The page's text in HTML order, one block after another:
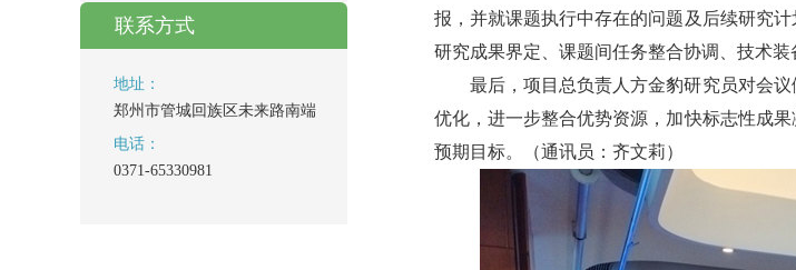
联系方式
地址：
郑州市管城回族区未来路南端
电话：
0371-65330981
报，并就课题执行中存在的问题及后续研究
研究成果界定、课题间任务整合协调、技术
最后，项目总负责人方金豹研究员对会
优化，进一步整合优势资源，加快标志性成
预期目标。（通讯员：齐文莉）